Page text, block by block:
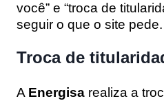
você” e “troca de
seguir o que o site pede.
Troca de
A Energisa realiza a